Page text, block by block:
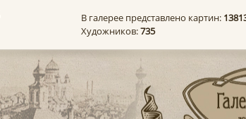
В галерее представлено картин:
Художников:735